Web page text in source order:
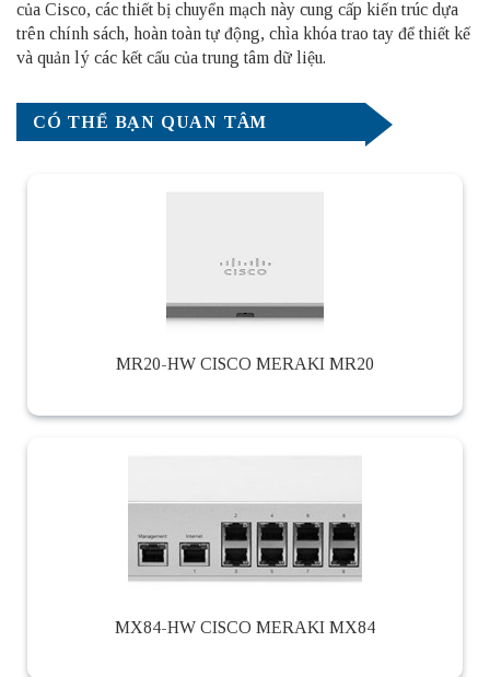
của Cisco, các thiết bị chuyển mạch này cung cấp kiến trúc dựa
trên chính sách, hoàn toàn tự động, chìa khóa trao tay để thiết kế
và quản lý các kết cấu của trung tâm dữ liệu.
CÓ THỂ BẠN QUAN TÂM
MR20-HW CISCO MERAKI MR20
MX84-HW CISCO MERAKI MX84